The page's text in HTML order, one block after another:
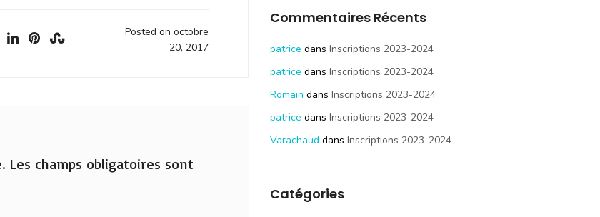
Posted on octobre
20, 2017
Les champs obligatoires sont
Commentaires Récents
patrice dans Inscriptions 2023-2024
patrice dans Inscriptions 2023-2024
Romain dans Inscriptions 2023-2024
patrice dans Inscriptions 2023-2024
Varachaud dans Inscriptions 2023-2024
Catégories